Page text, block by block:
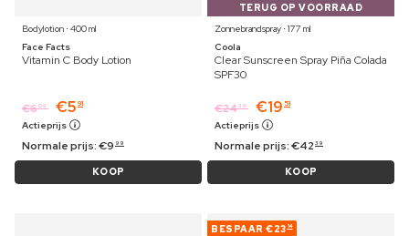
Bodylotion ⋅ 400 ml
Face Facts
Vitamin C Body Lotion
€609 €5 91
Actieprijs
Normale prijs:€9 99
KOOP
TERUG OP VOORRAAD
Zonnebrandspray ⋅ 177 ml
Coola
Clear Sunscreen Spray Piña Colada
SPF30
€2439 €19 51
Actieprijs
Normale prijs:€42 39
KOOP
BESPAAR €23 14